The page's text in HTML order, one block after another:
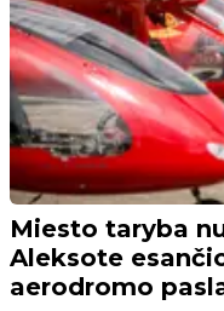
Miesto taryba
Aleksote
aerodromo